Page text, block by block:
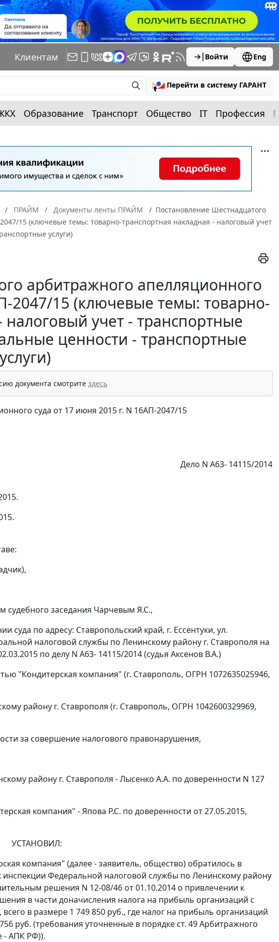
Клиентам Войти Eng
Перейти в систему ГАРАНТ
Образование Транспорт Общество IT Профессия
ПРАЙМ Документы ленты ПРАЙМ
Постановление Шестнадцатого
15 (ключевые темы: товарно-транспортная накладная - налоговый учет
услуги)
арбитражного апелляционного
2047/15 (ключевые темы: товарно-
учет - транспортные
ценности - транспортные
услуги)
документа смотрите здесь
суда от 17 июня 2015 г. N 16АП-2047/15
Дело N А63- 14115/2014
судебного заседания Чарчевым Я.С.,
по адресу: Ставропольский край, г. Ессентуки, ул.
налоговой службы по Ленинскому району г. Ставрополя на
по делу N А63- 14115/2014 (судья Аксенов В.А.)
"Кондитерская компания" (г. Ставрополь, ОГРН 1072635025946,
району г. Ставрополя (г. Ставрополь, ОГРН 1042600329969,
за совершение налогового правонарушения,
району г. Ставрополя - Лысенко А.А. по доверенности N 127
компания" - Япова Р.С. по доверенности от 27.05.2015,
УСТАНОВИЛ:
компания" (далее - заявитель, общество) обратилось в
Федеральной налоговой службы по Ленинскому району
решения N 12-08/46 от 01.10.2014 о привлечении к
в части доначисления налога на прибыль организаций с
в размере 1 749 850 руб., где налог на прибыль организаций
руб. (требования уточненные в порядке ст. 49Арбитражного
- АПК РФ)).